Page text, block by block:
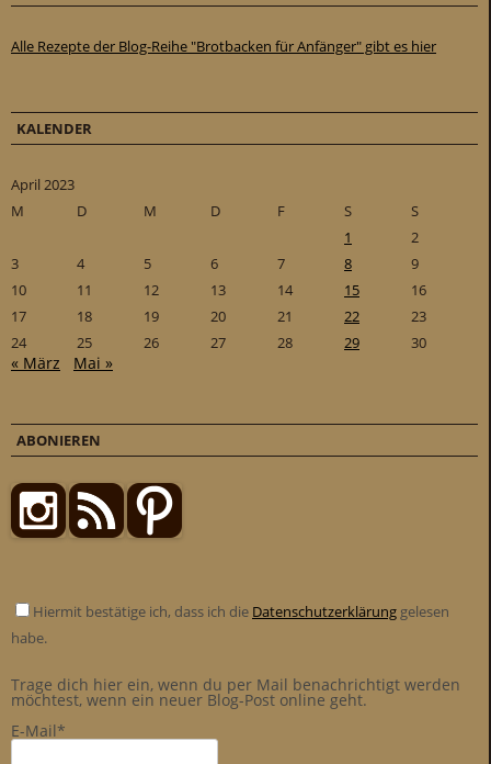
Alle Rezepte der Blog-Reihe "Brotbacken für Anfänger" gibt es hier
KALENDER
April 2023
M
D M D F S
S
1
2
3
4 5 6 7 8
9
10
11 12 13 14 15
16
17
18 19 20 21 22
23
24
25 26 27 28 29 30
« März Mai »
ABONIEREN
Hiermit bestätige ich, dass ich die Datenschutzerklärung gelesen
habe.
Trage dich hier ein, wenn du per Mail benachrichtigt werden
möchtest, wenn ein neuer Blog-Post online geht.
E-Mail*